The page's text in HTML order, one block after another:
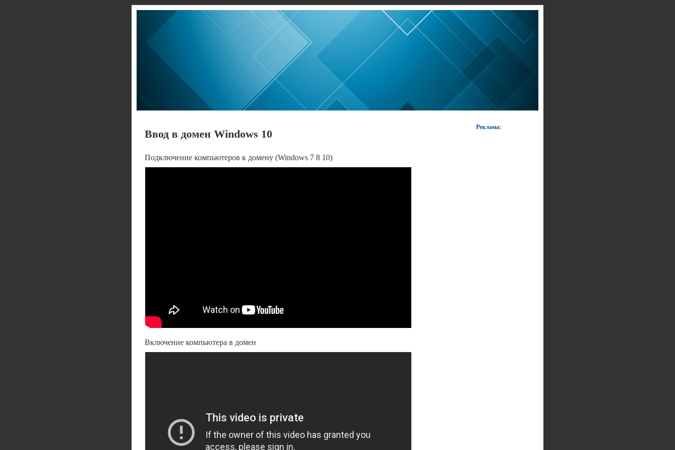
Ввод в домен Windows 10
Подключение компьютеров к домену (Windows 7 8 10)
Включение компьютера в домен
Реклама: